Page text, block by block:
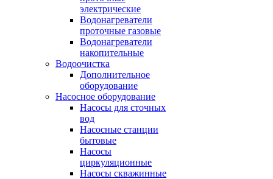
электрические
Водонагреватели
проточные газовые
Водонагреватели
накопительные
Водоочистка
Дополнительное
оборудование
Насосное оборудование
Насосы для сточных
вод
Насосные станции
бытовые
Насосы
циркуляционные
Насосы скважинные